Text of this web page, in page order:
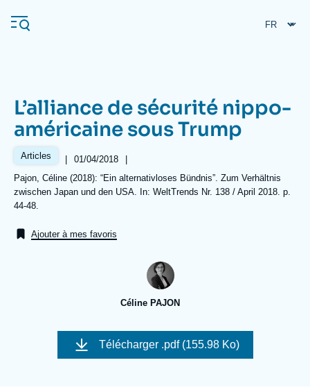
au
contenu
Navigation
principale
L'Ifri
Analyses
Nous soutenir
L’alliance de sécurité nippo-
américaine sous Trump
Articles |
Date
de
publication
01/04/2018
|
Références
Pajon, Céline (2018): “Ein alternativloses Bündnis”. Zum Verhältnis
zwischen Japan und den USA. In: WeltTrends Nr. 138 / April 2018. p.
44-48.
Ajouter à mes favoris
Céline PAJON
Image
couverture
Télécharger .pdf (155.98 Ko)